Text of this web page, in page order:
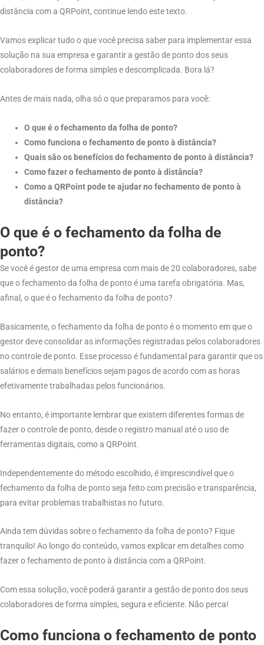
distância com a QRPoint, continue lendo este texto.
Vamos explicar tudo o que você precisa saber para implementar essa
solução na sua empresa e garantir a gestão de ponto dos seus
colaboradores de forma simples e descomplicada. Bora lá?
Antes de mais nada, olha só o que preparamos para você:
O que é o fechamento da folha de ponto?
Como funciona o fechamento de ponto à distância?
Quais são os benefícios do fechamento de ponto à distância?
Como fazer o fechamento de ponto à distância?
Como a QRPoint pode te ajudar no fechamento de ponto à
distância?
O que é o fechamento da folha de
ponto?
Se você é gestor de uma empresa com mais de 20 colaboradores, sabe
que o fechamento da folha de ponto é uma tarefa obrigatória. Mas,
afinal, o que é o fechamento da folha de ponto?
Basicamente, o fechamento da folha de ponto é o momento em que o
gestor deve consolidar as informações registradas pelos colaboradores
no controle de ponto. Esse processo é fundamental para garantir que os
salários e demais benefícios sejam pagos de acordo com as horas
efetivamente trabalhadas pelos funcionários.
No entanto, é importante lembrar que existem diferentes formas de
fazer o controle de ponto, desde o registro manual até o uso de
ferramentas digitais, como a QRPoint.
Independentemente do método escolhido, é imprescindível que o
fechamento da folha de ponto seja feito com precisão e transparência,
para evitar problemas trabalhistas no futuro.
Ainda tem dúvidas sobre o fechamento da folha de ponto? Fique
tranquilo! Ao longo do conteúdo, vamos explicar em detalhes como
fazer o fechamento de ponto à distância com a QRPoint.
Com essa solução, você poderá garantir a gestão de ponto dos seus
colaboradores de forma simples, segura e eficiente. Não perca!
Como funciona o fechamento de ponto